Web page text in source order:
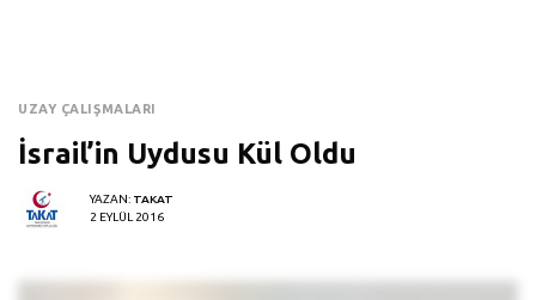
UZAY ÇALIŞMALARI
İsrail’in Uydusu Kül Oldu
YAZAN: TAKAT
2 EYLÜL 2016